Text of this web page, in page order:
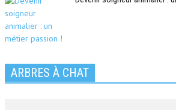
ARBRES À CHAT